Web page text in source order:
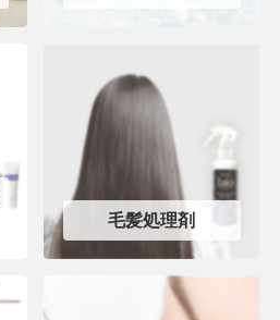
毛髪処理剤